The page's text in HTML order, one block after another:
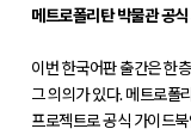
메트로폴리탄 박물관 공
이번 한국어판 출간은 한
그 의의가 있다. 메트로폴
프로젝트로 공식 가이드